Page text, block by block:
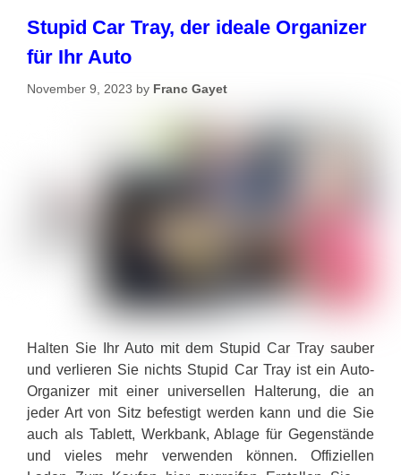
Stupid Car Tray, der ideale Organizer
für Ihr Auto
November 9, 2023 by Franc Gayet
Halten Sie Ihr Auto mit dem Stupid Car Tray sauber
und verlieren Sie nichts Stupid Car Tray ist ein Auto-
Organizer mit einer universellen Halterung, die an
jeder Art von Sitz befestigt werden kann und die Sie
auch als Tablett, Werkbank, Ablage für Gegenstände
und vieles mehr verwenden können. Offiziellen